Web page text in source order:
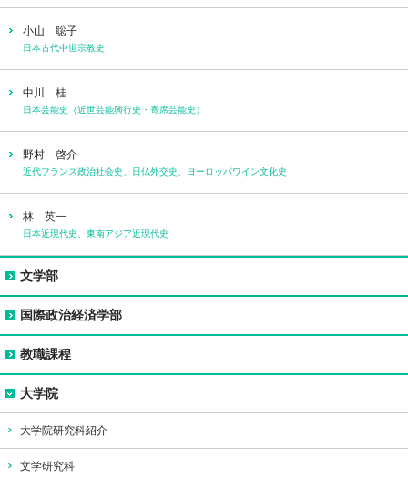
小山 聡子
日本古代中世宗教史
中川 桂
日本芸能史（近世芸能興行史・寄席芸能史）
野村 啓介
近代フランス政治社会史、日仏外交史、ヨーロッパワイン文化史
林 英一
日本近現代史、東南アジア近現代史
文学部
文学部紹介
3つのポリシー
専攻紹介
国際政治経済学部
国際政治経済学部紹介
3つのポリシー
専攻紹介
ゼミナール紹介
教職課程
教職課程とは
専任教員一覧
大学院
大学院研究科紹介
文学研究科